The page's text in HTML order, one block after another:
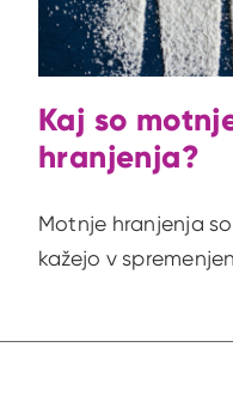
Kaj so
hranjenja?
Motnje hranjenja
kažejo v